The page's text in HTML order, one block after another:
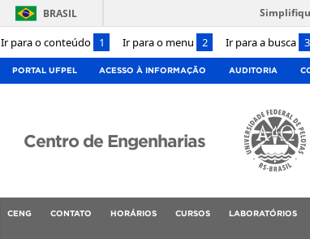
Ir para o conteúdo 1 Ir para o menu 2 Ir para a busca 3
BRASIL
PORTAL UFPEL ACESSO À INFORMAÇÃO AUDITORIA
Centro de Engenharias
CENG CONTATO HORÁRIOS CURSOS LABORATÓRIOS